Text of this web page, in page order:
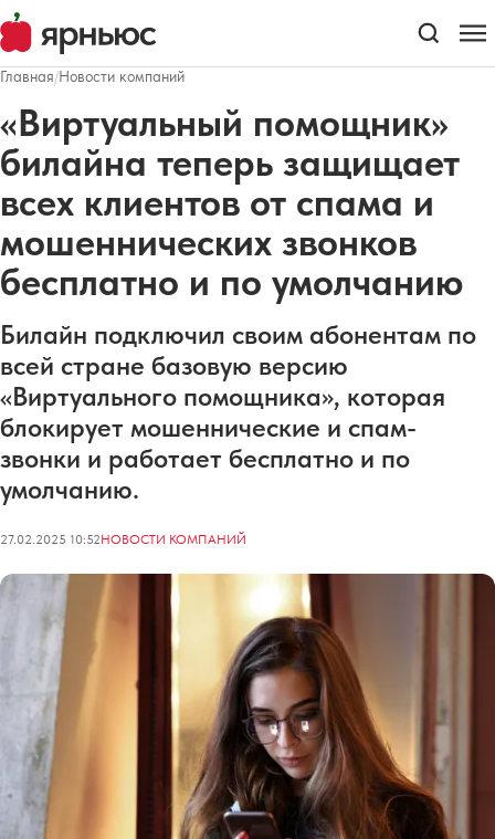
Главная/Новости компаний
«Виртуальный помощник»
билайна теперь защищает
всех клиентов от спама и
мошеннических звонков
бесплатно и по умолчанию
Билайн подключил своим абонентам по
всей стране базовую версию
«Виртуального помощника», которая
блокирует мошеннические и спам-
звонки и работает бесплатно и по
умолчанию.
27.02.2025 10:52НОВОСТИ КОМПАНИЙ